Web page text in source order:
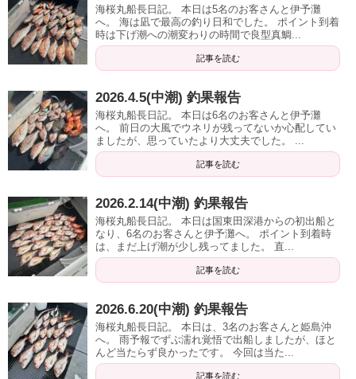
海桜丸船長日記。 本日は5名のお客さんと伊予灘
へ。 海は凪で最高の釣り日和でした。 ポイント到着
時は下げ潮への潮変わりの時間で良型真鯛...
記事を読む
2026.4.5(中潮) 釣果報告
海桜丸船長日記。 本日は6名のお客さんと伊予灘
へ。 前日の大風でウネリが残ってないか心配してい
ましたが、思っていたより大丈夫でした。 ...
記事を読む
2026.2.14(中潮) 釣果報告
海桜丸船長日記。 本日は国東田深港からの初出船と
なり、6名のお客さんと伊予灘へ。 ポイント到着時
は、まだ上げ潮が少し残ってました。 直...
記事を読む
2026.6.20(中潮) 釣果報告
海桜丸船長日記。 本日は、3名のお客さんと姫島沖
へ。 雨予報でずぶ濡れ覚悟で出船しましたが、ほと
んど当たらず良かったです。 今回は当た...
記事を読む